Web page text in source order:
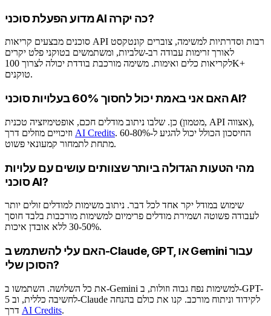
מדוע הפעלת סוכני AI כה יקרה?
סוכנים מבצעים קריאות API רבות וסדרתיות למשימה, צוברים קונטקסט
לאורך זרימות עבודה רב-שלביות, ומשתמשים בטוקני פלט יקרים
לקריאות כלים ואימות. משימה מורכבת בודדת יכולה לצרוך 100K+
טוקנים.
האם אני באמת יכול לחסוך 60% בעלויות סוכני AI?
כן. שלבו ניתוב מודלים חכם, אופטימיזציה טכנית (מטמון, API אצווה),
AI Credits. החיסכון הכולל יכול להגיע ל-60-80%
מתחת לתמחור קמעונאי פשוט.
מהי הטעות הגדולה ביותר שצוותים עושים עם עלויות
סוכני AI?
שימוש במודל יקר אחד לכל דבר. ניתוב משימות למודלים זולים יותר
לעבודה פשוטה ושמירת מודלים פרימיום למשימות מורכבות בלבד חוסך
30-50% ללא אובדן איכות.
האם עלי להשתמש ב-Claude, GPT, או Gemini עבור
הסוכן שלי?
את כל השלושה. השתמשו ב-Gemini למשימות נפח גבוה וזולות, ב-GPT-
5 לחשיבה כללית, וב-Claude לקידוד וניתוח מורכב. קנו את כולם בהנחה
AI Credits.